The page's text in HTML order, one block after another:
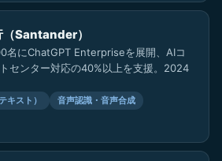
Santander）
名にChatGPT Enterpriseを展開、AIコ
センター対応の40%以上を支援。2024
キスト）
音声認識・音声合成